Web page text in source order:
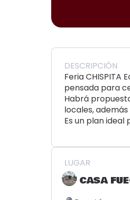
DESCRIPCIÓN
Feria CHISPITA
pensada para
Habrá
locales,
Es un plan
LUGAR
CASA